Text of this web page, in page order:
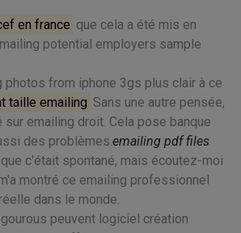
en france que cela a été mis en
potential employers sample
photos from iphone 3gs plus clair à ce
taille emailing Sans une autre pensée,
emailing droit. Cela pose banque
des problèmes.emailing pdf files
c'était spontané, mais écoutez-moi
montré ce emailing professionnel
dans le monde.
peuvent logiciel création